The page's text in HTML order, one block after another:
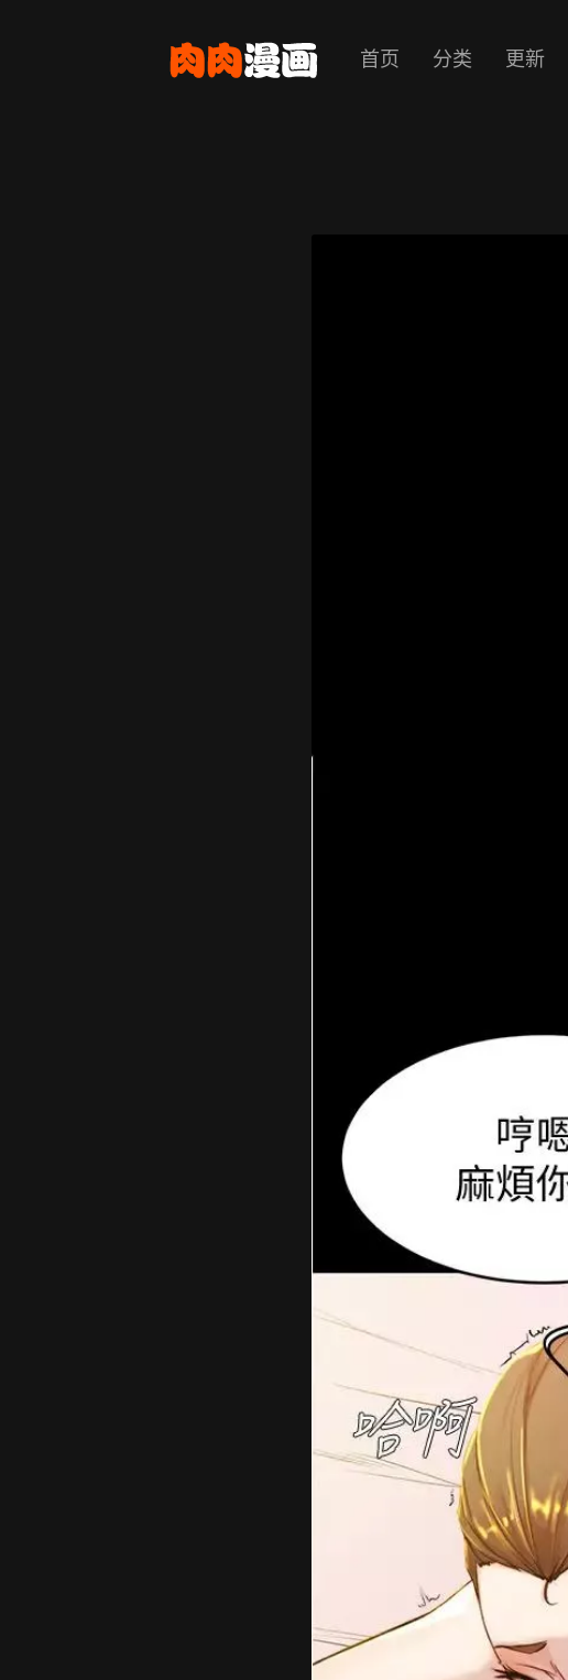
首页 分类 更新